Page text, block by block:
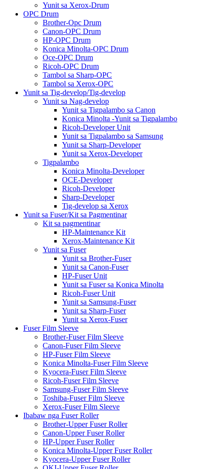
Yunit sa Xerox-Drum
OPC Drum
Brother-Opc Drum
Canon-OPC Drum
HP-OPC Drum
Konica Minolta-OPC Drum
Oce-OPC Drum
Ricoh-OPC Drum
Tambol sa Sharp-OPC
Tambol sa Xerox-OPC
Yunit sa Tig-develop/Tig-develop
Yunit sa Nag-develop
Yunit sa Tigpalambo sa Canon
Konica Minolta -Yunit sa Tigpalambo
Ricoh-Developer Unit
Yunit sa Tigpalambo sa Samsung
Yunit sa Sharp-Developer
Yunit sa Xerox-Developer
Tigpalambo
Konica Minolta-Developer
OCE-Developer
Ricoh-Developer
Sharp-Developer
Tig-develop sa Xerox
Yunit sa Fuser/Kit sa Pagmentinar
Kit sa pagmentinar
HP-Maintenance Kit
Xerox-Maintenance Kit
Yunit sa Fuser
Yunit sa Brother-Fuser
Yunit sa Canon-Fuser
HP-Fuser Unit
Yunit sa Fuser sa Konica Minolta
Ricoh-Fuser Unit
Yunit sa Samsung-Fuser
Yunit sa Sharp-Fuser
Yunit sa Xerox-Fuser
Fuser Film Sleeve
Brother-Fuser Film Sleeve
Canon-Fuser Film Sleeve
HP-Fuser Film Sleeve
Konica Minolta-Fuser Film Sleeve
Kyocera-Fuser Film Sleeve
Ricoh-Fuser Film Sleeve
Samsung-Fuser Film Sleeve
Toshiba-Fuser Film Sleeve
Xerox-Fuser Film Sleeve
Ibabaw nga Fuser Roller
Brother-Upper Fuser Roller
Canon-Upper Fuser Roller
HP-Upper Fuser Roller
Konica Minolta-Upper Fuser Roller
Kyocera-Upper Fuser Roller